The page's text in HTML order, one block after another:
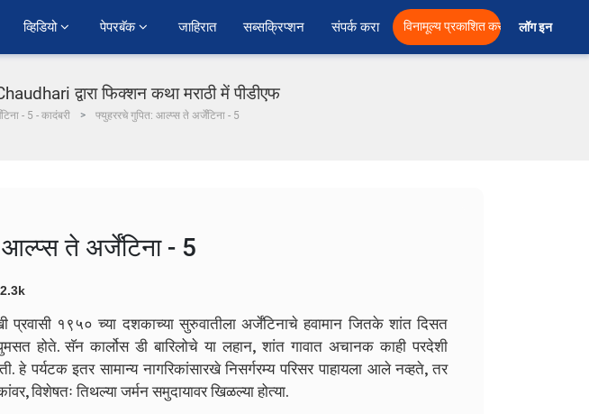
व्हिडियो पेपरबॅक जाहिरात सब्सक्रिप्शन संपर्क करा विनामूल्य प्रकाशित करा लॉग इन
द्वारा फिक्शन कथा मराठी में पीडीएफ
- 5 - कादंबरी फ्युहररचे गुपित: आल्प्स ते अर्जेंटिना - 5
ते अर्जेंटिना - 5
2.3k
प्रवासी १९५० च्या दशकाच्या सुरुवातीला अर्जेंटिनाचे हवामान जितके शांत दिसत
होते. सॅन कार्लोस डी बारिलोचे या लहान, शांत गावात अचानक काही परदेशी
हे पर्यटक इतर सामान्य नागरिकांसारखे निसर्गरम्य परिसर पाहायला आले नव्हते, तर
विशेषतः तिथल्या जर्मन समुदायावर खिळल्या होत्या.